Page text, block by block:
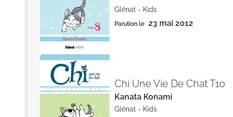
Glénat - Kids
Parution le 23 mai 2012
Chi Une Vie De Chat T10
Kanata Konami
Glénat - Kids